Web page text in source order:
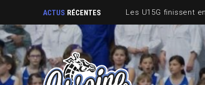
ACTUS RÉCENTES